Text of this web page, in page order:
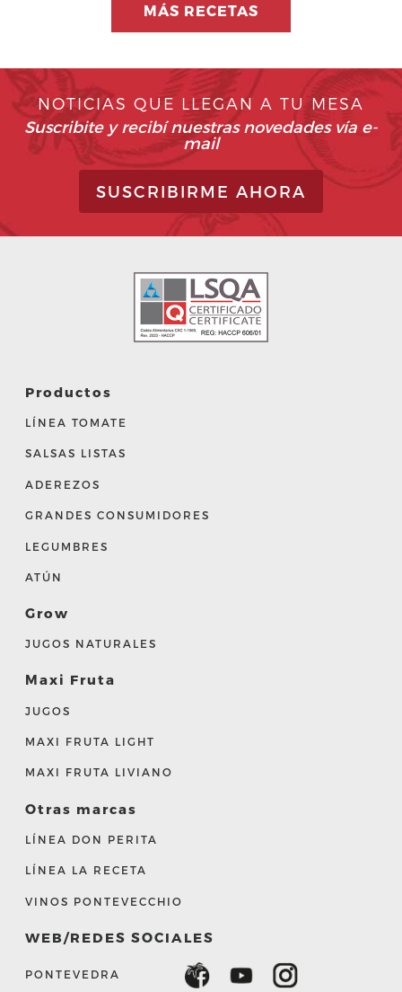
MÁS RECETAS
NOTICIAS QUE LLEGAN A TU MESA
Suscribite y recibí nuestras novedades vía e-
mail
SUSCRIBIRME AHORA
Productos
LÍNEA TOMATE
SALSAS LISTAS
ADEREZOS
GRANDES CONSUMIDORES
LEGUMBRES
ATÚN
Grow
JUGOS NATURALES
Maxi Fruta
JUGOS
MAXI FRUTA LIGHT
MAXI FRUTA LIVIANO
Otras marcas
LÍNEA DON PERITA
LÍNEA LA RECETA
VINOS PONTEVECCHIO
WEB/REDES SOCIALES
PONTEVEDRA